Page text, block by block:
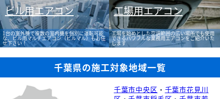
ビル用エアコン
1台の室外機で複数の室内機を個別に運転可能
な、ビル用マルチエアコン（ビルマル）もお任
せ下さい！
工場用エアコン
工場を始めとした空調範囲の広い場所でも使用
できるパワフルな業務用エアコンをご紹介いた
します
千葉県の施工対象地域一覧
千葉市中央区 ・ 千葉市花見川